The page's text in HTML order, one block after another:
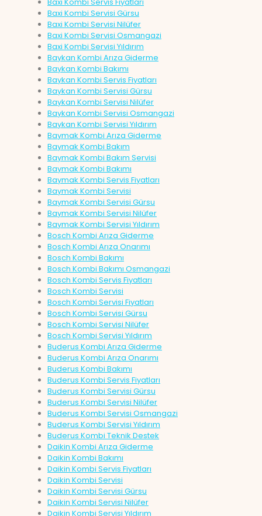
Baxi Kombi Servis Fiyatları
Baxi Kombi Servisi Gürsu
Baxi Kombi Servisi Nilüfer
Baxi Kombi Servisi Osmangazi
Baxi Kombi Servisi Yıldırım
Baykan Kombi Arıza Giderme
Baykan Kombi Bakımı
Baykan Kombi Servis Fiyatları
Baykan Kombi Servisi Gürsu
Baykan Kombi Servisi Nilüfer
Baykan Kombi Servisi Osmangazi
Baykan Kombi Servisi Yıldırım
Baymak Kombi Arıza Giderme
Baymak Kombi Bakım
Baymak Kombi Bakım Servisi
Baymak Kombi Bakımı
Baymak Kombi Servis Fiyatları
Baymak Kombi Servisi
Baymak Kombi Servisi Gürsu
Baymak Kombi Servisi Nilüfer
Baymak Kombi Servisi Yıldırım
Bosch Kombi Arıza Giderme
Bosch Kombi Arıza Onarımı
Bosch Kombi Bakımı
Bosch Kombi Bakımı Osmangazi
Bosch Kombi Servis Fiyatları
Bosch Kombi Servisi
Bosch Kombi Servisi Fiyatları
Bosch Kombi Servisi Gürsu
Bosch Kombi Servisi Nilüfer
Bosch Kombi Servisi Yıldırım
Buderus Kombi Arıza Giderme
Buderus Kombi Arıza Onarımı
Buderus Kombi Bakımı
Buderus Kombi Servis Fiyatları
Buderus Kombi Servisi Gürsu
Buderus Kombi Servisi Nilüfer
Buderus Kombi Servisi Osmangazi
Buderus Kombi Servisi Yıldırım
Buderus Kombi Teknik Destek
Daikin Kombi Arıza Giderme
Daikin Kombi Bakımı
Daikin Kombi Servis Fiyatları
Daikin Kombi Servisi
Daikin Kombi Servisi Gürsu
Daikin Kombi Servisi Nilüfer
Daikin Kombi Servisi Yıldırım